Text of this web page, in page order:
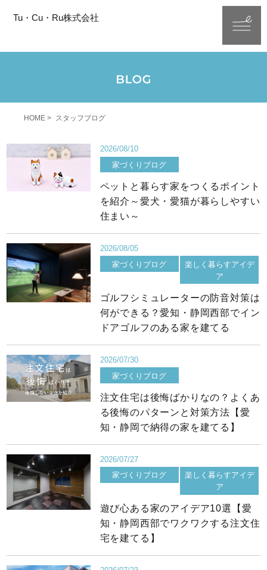
Tu・Cu・Ru株式会社
HOME スタッフブログ
2026/08/10
家づくりブログ
ペットと暮らす家をつくるポイント
を紹介～愛犬・愛猫が暮らしやすい
住まい～
2026/08/05
家づくりブログ
楽しく暮らすアイデ
ア
ゴルフシミュレーターの防音対策は
何ができる？愛知・静岡西部でイン
ドアゴルフのある家を建てる
2026/07/30
家づくりブログ
注文住宅は後悔ばかりなの？よくあ
る後悔のパターンと対策方法【愛
知・静岡で納得の家を建てる】
2026/07/27
家づくりブログ
楽しく暮らすアイデ
ア
遊び心ある家のアイデア10選【愛
知・静岡西部でワクワクする注文住
宅を建てる】